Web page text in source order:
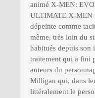
animé X-MEN:
ULTIMATE X-MEN
dépeinte comme
même, très loin du
habitués depuis
traitement qui a fini
auteurs du
Milligan qui, dans
littéralement le